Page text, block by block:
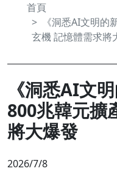
首頁
《洞悉AI文明的
玄機 記憶體需求將
《洞悉AI文
800兆韓元擴
將大爆發
2026/7/8